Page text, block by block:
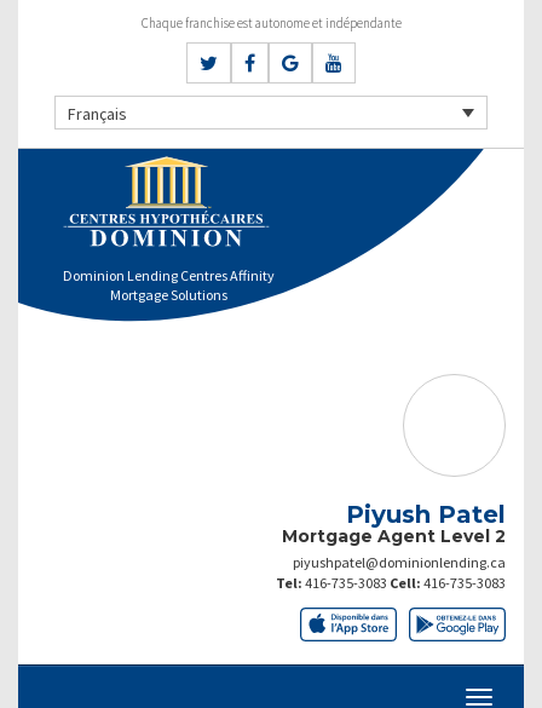
Chaque franchise est autonome et indépendante
Français
Dominion Lending Centres Affinity
Mortgage Solutions
Piyush Patel
Mortgage Agent Level 2
piyushpatel@dominionlending.ca
Tel: 416-735-3083 Cell: 416-735-3083